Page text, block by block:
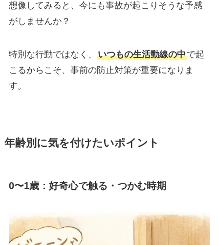
想像してみると、今にも事故が起こりそうな予感
がしませんか？
特別な行動ではなく、 いつもの生活動線の中で起
こるからこそ、事前の防止対策が重要になりま
す。
年齢別に気を付けたいポイント
0〜1歳：好奇心で触る・つかむ時期